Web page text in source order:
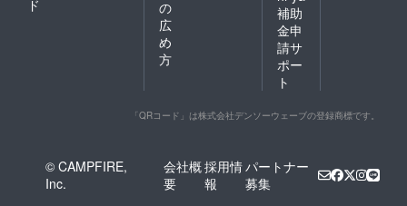
ド
の
広
め
方
補助
金申
請サ
ポー
ト
「QRコード」は株式会社デンソーウェーブの登録商標です。
© CAMPFIRE,
Inc.
会社概
要
採用情
報
パートナー
募集